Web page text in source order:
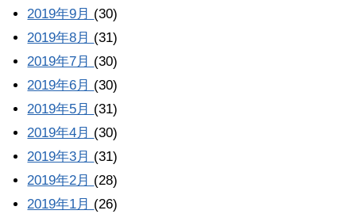
2019年9月 (30)
2019年8月 (31)
2019年7月 (30)
2019年6月 (30)
2019年5月 (31)
2019年4月 (30)
2019年3月 (31)
2019年2月 (28)
2019年1月 (26)